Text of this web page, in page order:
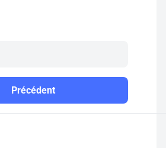
Précédent